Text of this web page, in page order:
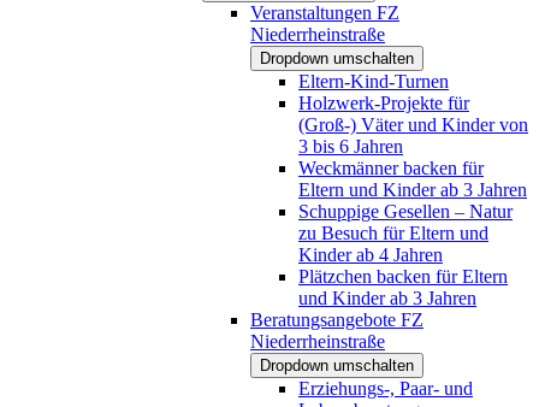
Veranstaltungen FZ
Niederrheinstraße
Dropdown umschalten
Eltern-Kind-Turnen
Holzwerk-Projekte für
(Groß-) Väter und Kinder von
3 bis 6 Jahren
Weckmänner backen für
Eltern und Kinder ab 3 Jahren
Schuppige Gesellen – Natur
zu Besuch für Eltern und
Kinder ab 4 Jahren
Plätzchen backen für Eltern
und Kinder ab 3 Jahren
Beratungsangebote FZ
Niederrheinstraße
Dropdown umschalten
Erziehungs-, Paar- und